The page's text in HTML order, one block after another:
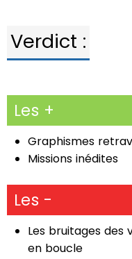
Verdict :
Les +
Graphismes
Missions inédites
Les -
Les bruitages des
en boucle